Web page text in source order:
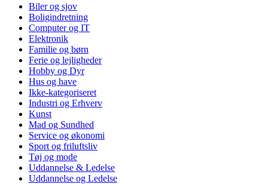
Biler og sjov
Boligindretning
Computer og IT
Elektronik
Familie og børn
Ferie og lejligheder
Hobby og Dyr
Hus og have
Ikke-kategoriseret
Industri og Erhverv
Kunst
Mad og Sundhed
Service og økonomi
Sport og friluftsliv
Tøj og mode
Uddannelse & Ledelse
Uddannelse og Ledelse